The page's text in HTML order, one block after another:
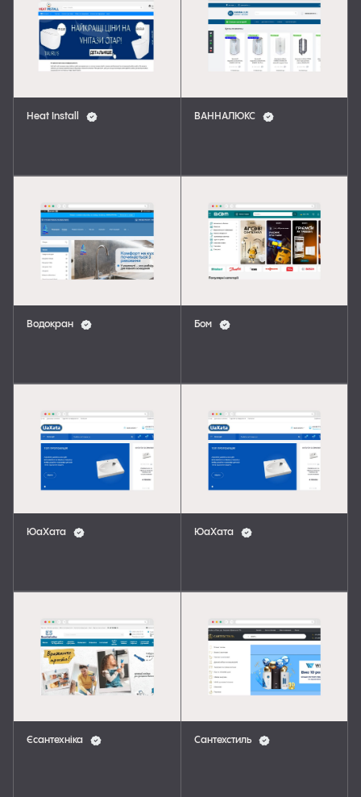
Heat Install ВАННАЛЮКС
Водокран Бом
ЮаХата ЮаХата
Єсантехніка Сантехстиль